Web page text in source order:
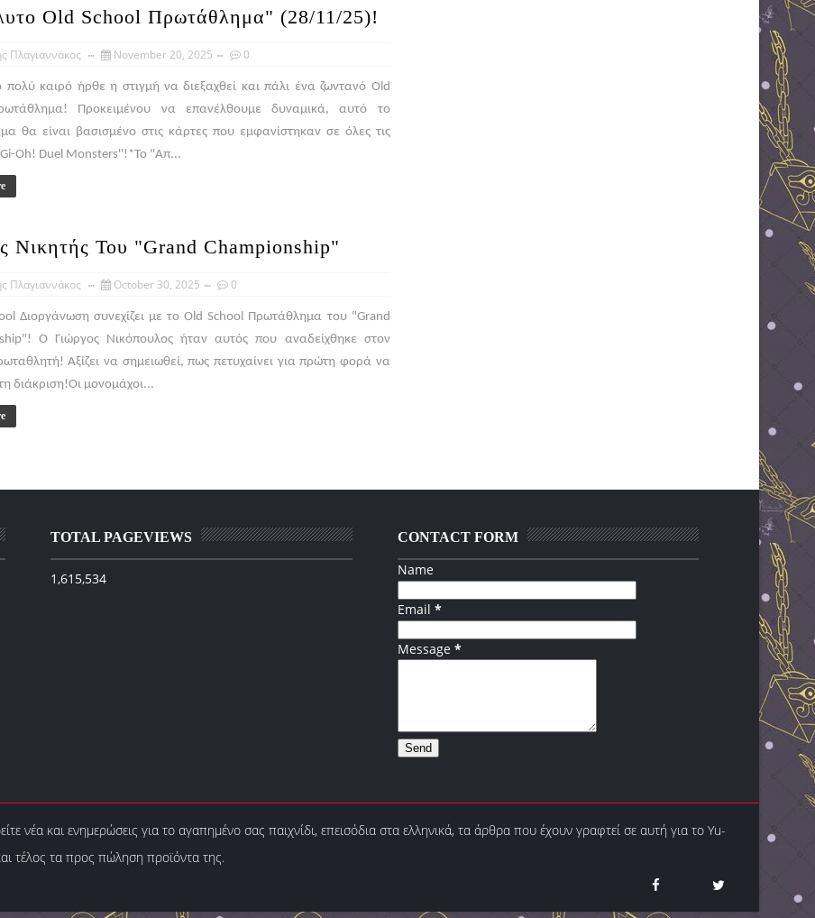
Old School Πρωτάθλημα" (28/11/25)!
Πλαγιαννάκος November 20, 2025 0
καιρό ήρθε η στιγμή να διεξαχθεί και πάλι ένα ζωντανό Old
Προκειμένου να επανέλθουμε δυναμικά, αυτό το
θα είναι βασισμένο στις κάρτες που εμφανίστηκαν σε όλες τις
Gi-Oh! Duel Monsters''!*Το "Απ...
Νικητής Του "Grand Championship"
Πλαγιαννάκος October 30, 2025 0
Διοργάνωση συνεχίζει με το Old School Πρωτάθλημα του "Grand
Ο Γιώργος Νικόπουλος ήταν αυτός που αναδείχθηκε στον
Αξίζει να σημειωθεί, πως πετυχαίνει για πρώτη φορά να
διάκριση!Οι μονομάχοι...
TOTAL PAGEVIEWS
1,615,534
CONTACT FORM
Name
Email *
Message *
νέα και ενημερώσεις για το αγαπημένο σας παιχνίδι, επεισόδια στα ελληνικά, τα άρθρα που έχουν γραφτεί σε αυτή για το Yu-
τέλος τα προς πώληση προϊόντα της.